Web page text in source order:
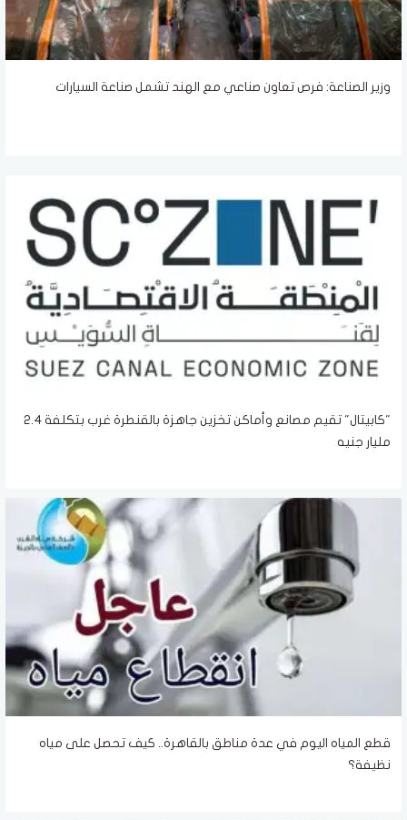
وزير الصناعة: فرص تعاون صناعي مع الهند تشمل صناعة السيارات
"كابيتال" تقيم مصانع وأماكن تخزين جاهزة بالقنطرة غرب بتكلفة 2.4
مليار جنيه
قطع المياه اليوم في عدة مناطق بالقاهرة.. كيف تحصل على مياه
نظيفة؟